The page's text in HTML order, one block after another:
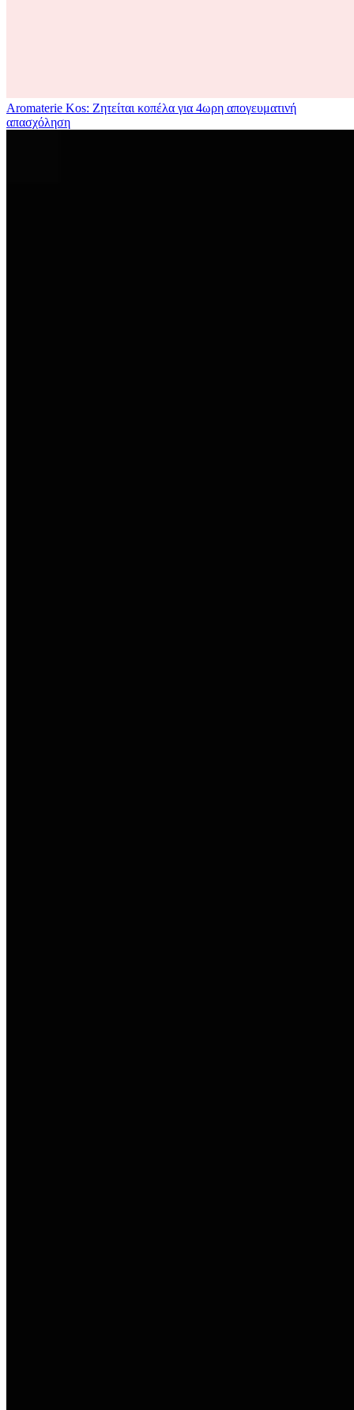
Aromaterie Kos: Ζητείται κοπέλα για 4ωρη απογευματινή
απασχόληση